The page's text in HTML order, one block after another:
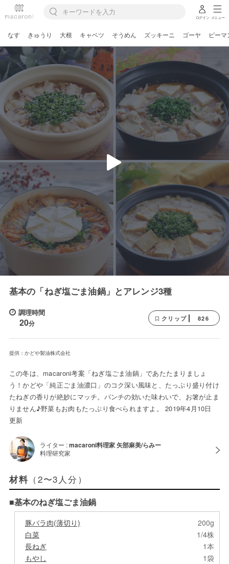
ログイン メニュー
なす きゅうり 大根 キャベツ そうめん ズッキーニ ゴーヤ ピーマ
基本の「ねぎ塩ごま油鍋」とアレンジ3種
調理時間
20分
クリップ 826
提供：かどや製油株式会社
この冬は、macaroni考案「ねぎ塩ごま油鍋」であたたまりましょ
う！かどや「純正ごま油濃口」のコク深い風味と、たっぷり盛り付け
たねぎの香りが絶妙にマッチ。パンチの効いた味わいで、お箸が止ま
りません♪野菜もお肉もたっぷり食べられますよ。 2019年4月10日
更新
ライター :macaroni料理家 矢部麻美/らみー
料理研究家
材料 （2〜3人分）
■基本のねぎ塩ごま油鍋
豚バラ肉(薄切り)
200g
白菜
1/4株
長ねぎ
1本
もやし
1袋